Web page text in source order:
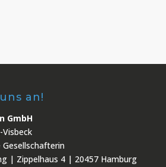
an!
GmbH
| Zippelhaus 4 | 20457 Hamburg